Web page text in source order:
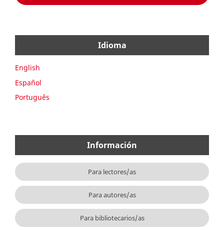
Idioma
English
Español
Português
Información
Para lectores/as
Para autores/as
Para bibliotecarios/as